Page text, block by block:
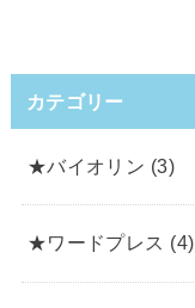
カテゴリー
★バイオリン (3)
★ワードプレス (4)